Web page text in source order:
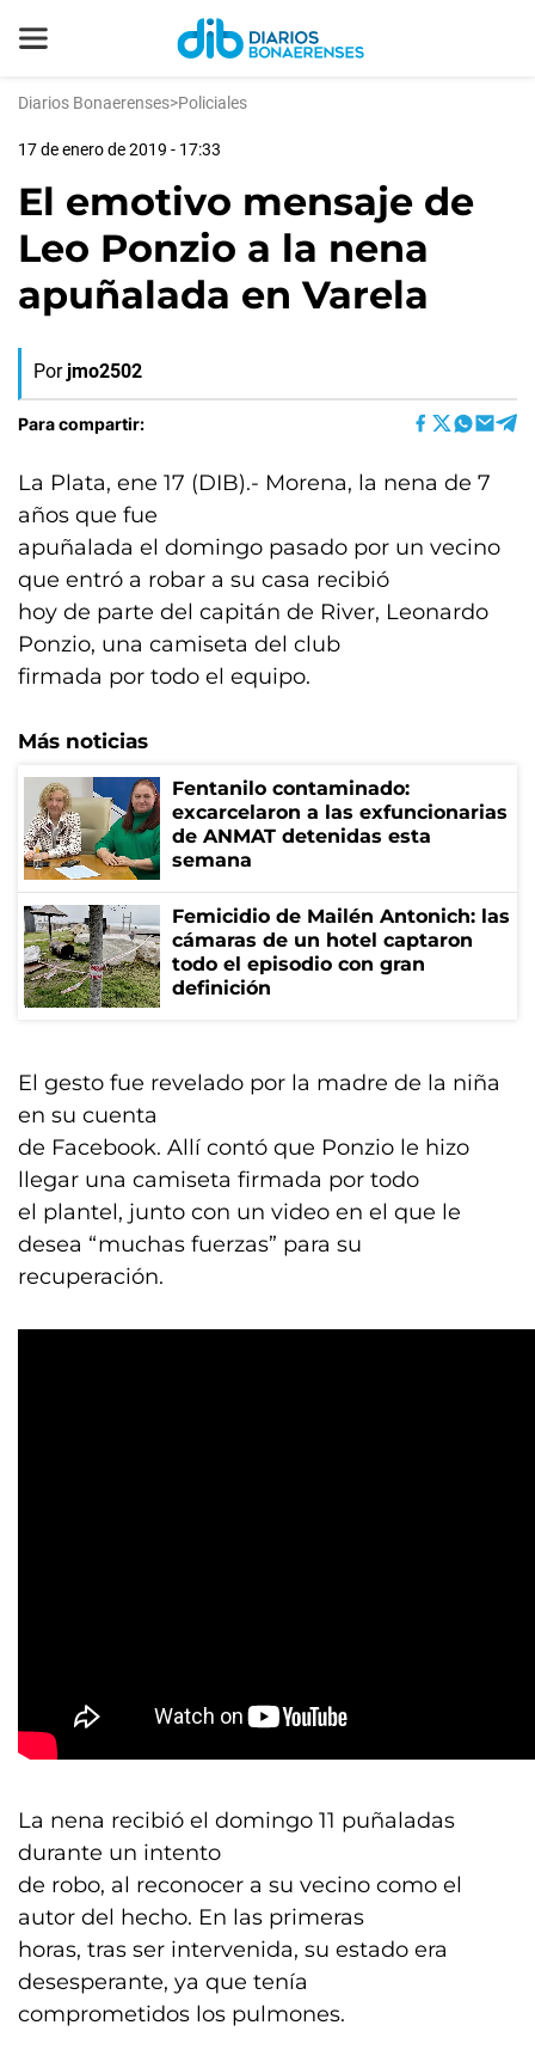
Diarios Bonaerenses>Policiales
17 de enero de 2019 - 17:33
El emotivo mensaje de
Leo Ponzio a la nena
apuñalada en Varela
Por jmo2502
Para compartir:
La Plata, ene 17 (DIB).- Morena, la nena de 7
años que fue
apuñalada el domingo pasado por un vecino
que entró a robar a su casa recibió
hoy de parte del capitán de River, Leonardo
Ponzio, una camiseta del club
firmada por todo el equipo.
Más noticias
Fentanilo contaminado:
excarcelaron a las exfuncionarias
de ANMAT detenidas esta
semana
Femicidio de Mailén Antonich: las
cámaras de un hotel captaron
todo el episodio con gran
definición
El gesto fue revelado por la madre de la niña
en su cuenta
de Facebook. Allí contó que Ponzio le hizo
llegar una camiseta firmada por todo
el plantel, junto con un video en el que le
desea “muchas fuerzas” para su
recuperación.
La nena recibió el domingo 11 puñaladas
durante un intento
de robo, al reconocer a su vecino como el
autor del hecho. En las primeras
horas, tras ser intervenida, su estado era
desesperante, ya que tenía
comprometidos los pulmones.